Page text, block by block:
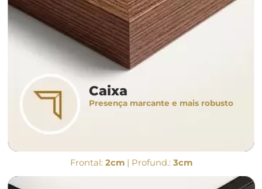
Caixa
Presença marcante e mais robusto
Frontal: 2cm| Profund.: 3cm